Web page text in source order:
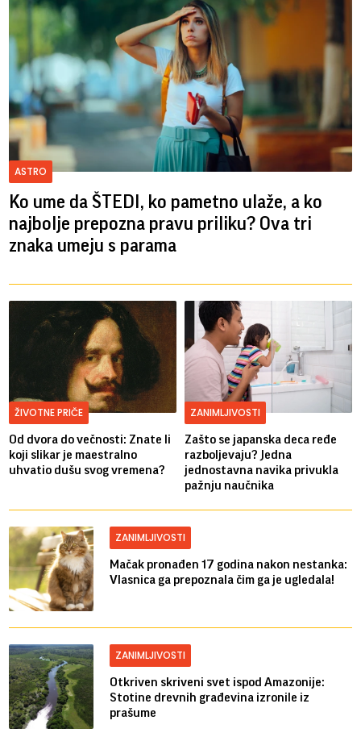
ASTRO
Ko ume da ŠTEDI, ko pametno ulaže, a ko
najbolje prepozna pravu priliku? Ova tri
znaka umeju s parama
ŽIVOTNE PRIČE
Od dvora do večnosti: Znate li
koji slikar je maestralno
uhvatio dušu svog vremena?
ZANIMLJIVOSTI
Zašto se japanska deca ređe
razboljevaju? Jedna
jednostavna navika privukla
pažnju naučnika
ZANIMLJIVOSTI
Mačak pronađen 17 godina nakon nestanka:
Vlasnica ga prepoznala čim ga je ugledala!
ZANIMLJIVOSTI
Otkriven skriveni svet ispod Amazonije:
Stotine drevnih građevina izronile iz
prašume